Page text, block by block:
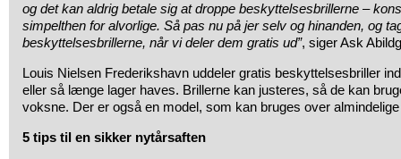
og det kan aldrig betale sig at droppe beskyttelsesbrillerne –
simpelthen for alvorlige. Så pas nu på jer selv og hinanden, og
beskyttelsesbrillerne, når vi deler dem gratis ud”, siger Ask
Louis Nielsen Frederikshavn uddeler gratis beskyttelsesbriller
eller så længe lager haves. Brillerne kan justeres, så de kan
voksne. Der er også en model, som kan bruges over almindelige
5 tips til en sikker nytårsaften